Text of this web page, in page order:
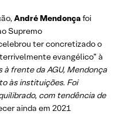
André Mendonçafoi
Supremo
ter concretizado o
evangélico” à
à frente da AGU, Mendonça
às instituições. Foi
com tendência de
ainda em 2021